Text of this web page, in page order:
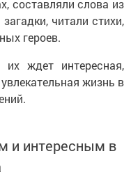
составляли слова из
читали стихи,
героев.
их ждет интересная,
жизнь в
и интересным в